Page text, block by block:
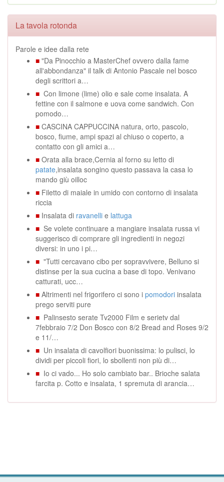
La tavola rotonda
Parole e idee dalla rete
■ "Da Pinocchio a MasterChef ovvero dalla fame
all'abbondanza" il talk di Antonio Pascale nel bosco
degli scrittori a…
■ Con limone (lime) olio e sale come insalata. A
fettine con il salmone e uova come sandwich. Con
pomodo…
■ CASCINA CAPPUCCINA natura, orto, pascolo,
bosco, fiume, ampi spazi al chiuso o coperto, a
contatto con gli amici a…
■ Orata alla brace,Cernia al forno su letto di
patate,insalata songino questo passava la casa lo
mando giù oilloc
■ Filetto di maiale in umido con contorno di insalata
riccia
■ Insalata di ravanelli e lattuga
■ Se volete continuare a mangiare insalata russa vi
suggerisco di comprare gli ingredienti in negozi
diversi: in uno i pi…
■ "Tutti cercavano cibo per sopravvivere, Belluno si
distinse per la sua cucina a base di topo. Venivano
catturati, ucc…
■ Altrimenti nel frigorifero ci sono i pomodori insalata
prego serviti pure
■ Palinsesto serate Tv2000 Film e serietv dal
7febbraio 7/2 Don Bosco con 8/2 Bread and Roses 9/2
e 11/…
■ Un insalata di cavolfiori buonissima: lo pulisci, lo
dividi per piccoli fiori, lo sbollenti non più di…
■ Io ci vado... Ho solo cambiato bar.. Brioche salata
farcita p. Cotto e insalata, 1 spremuta di arancia…